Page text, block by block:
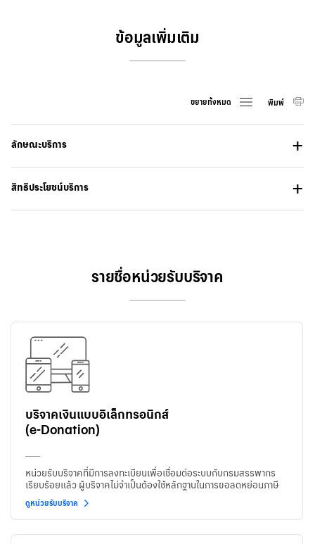
ข้อมูลเพิ่มเติม
ขยายทั้งหมด พิมพ์
ลักษณะบริการ
สิทธิประโยชน์บริการ
รายชื่อหน่วยรับบริจาค
บริจาคเงินแบบอิเล็กทรอนิกส์
(e-Donation)
หน่วยรับบริจาคที่มีการลงทะเบียนเพื่อเชื่อมต่อระบบกับกรมสรรพากร
เรียบร้อยแล้ว ผู้บริจาคไม่จำเป็นต้องใช้หลักฐานในการขอลดหย่อนภาษี
ดูหน่วยรับบริจาค